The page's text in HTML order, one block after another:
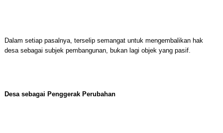
Dalam setiap pasalnya, terselip semangat untuk mengembalikan hak
desa sebagai subjek pembangunan, bukan lagi objek yang pasif.
Desa sebagai Penggerak Perubahan